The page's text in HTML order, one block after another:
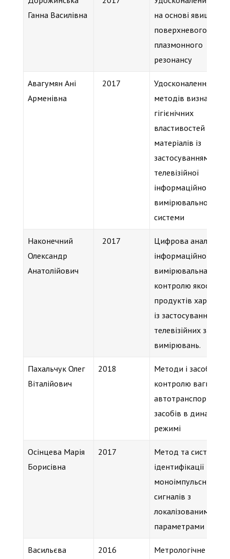
Ганна Василівна
на основі явища
поверхневого
плазмонного
резонансу
Авагумян Ані
Арменівна
2017
Удосконалення
методів визначення
гігієнічних
властивостей
матеріалів із
застосуванням
телевізійної
інформаційно-
вимірювальної
системи
Наконечний
Олександр
Анатолійович
2017
Цифрова
інформаційно-
вимірювальна
контролю якості
продуктів
із застосуванням
телевізійних засобів
вимірювань.
Пахальчук Олег
Віталійович
2018
Методи і засоби
контролю ваги
автотранспортних
засобів в
режимі
Осінцева Марія
Борисівна
2017
Метод та система
ідентифікації
моноімпульсних
сигналів з
локалізованими
параметрами
Васильєва
2016
Метрологічне